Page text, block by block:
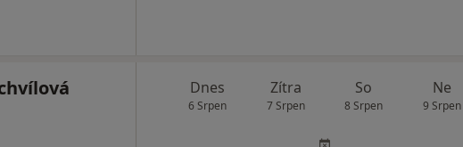
Dnes
6 Srpen
Zítra
7 Srpen
So
8 Srpen
Ne
9 Srpen